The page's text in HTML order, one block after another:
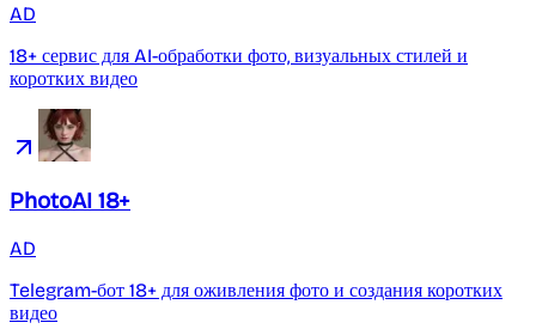
AD
18+ сервис для AI-обработки фото, визуальных стилей и
коротких видео
PhotoAI 18+
AD
Telegram-бот 18+ для оживления фото и создания коротких
видео